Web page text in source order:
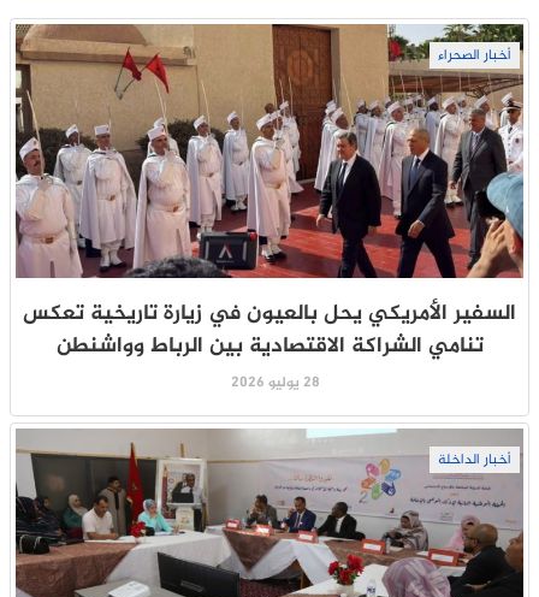
أخبار الصحراء
السفير الأمريكي يحل بالعيون في زيارة تاريخية تعكس
تنامي الشراكة الاقتصادية بين الرباط وواشنطن
28 يوليو 2026
أخبار الداخلة